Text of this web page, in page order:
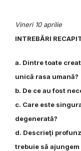
Vineri 10 aprilie
INTREBĂRI
a. Dintre toate
unică rasa umană?
b. De ce au fost
c. Care este
degenerată?
d. Descrieţi
trebuie să